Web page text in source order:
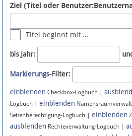
Newsletter
Bluesky
Facebook
Instagram
Ziel (Titel oder
Titel beginnt mit …
bis Jahr:
Markierungs-Filter:
einblenden Checkbox-Logbuch |
Logbuch | einblenden
Seitenberechtigung-Logbuch | einblenden
ausblenden Rechteverwaltung-Logbuch |